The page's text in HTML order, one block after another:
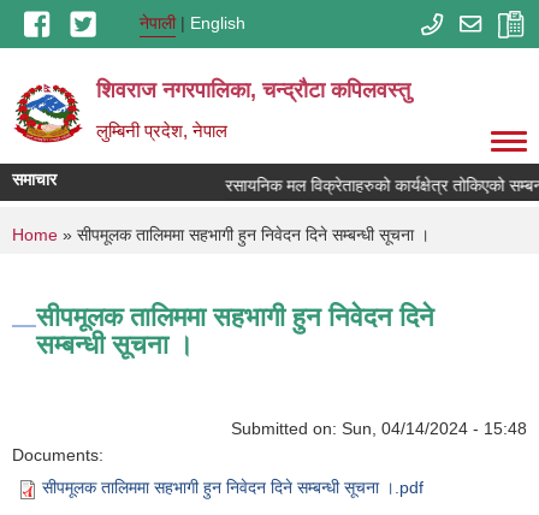
Skip to main contentनेपाली English
शिवराज नगरपालिका, चन्द्राैटा कपिलवस्तु
लुम्बिनी प्रदेश, नेपाल
समाचार रसायनिक मल विक्रेताहरुको कार्यक्षेत्र तोकिएको
You are here
Home » सीपमूलक तालिममा सहभागी हुन निवेदन दिने सम्बन्धी सूचना ।
सीपमूलक तालिममा सहभागी हुन निवेदन दिने
सम्बन्धी सूचना ।
Submitted on: Sun, 04/14/2024 - 15:48
Documents:
सीपमूलक तालिममा सहभागी हुन निवेदन दिने सम्बन्धी सूचना ।.pdf